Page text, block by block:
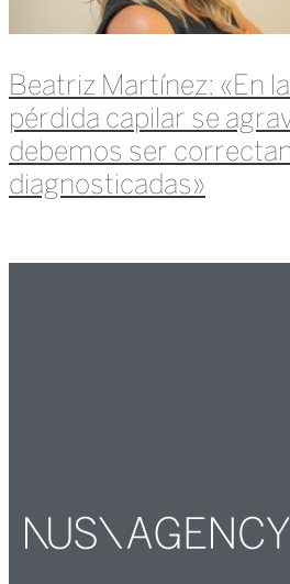
Beatriz Martínez: «En
pérdida capilar se
debemos ser
diagnosticadas»